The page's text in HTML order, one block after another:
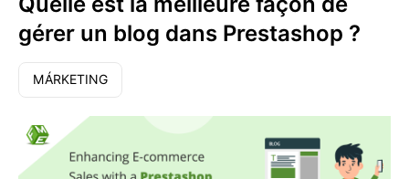
gérer un blog dans Prestashop ?
MÁRKETING